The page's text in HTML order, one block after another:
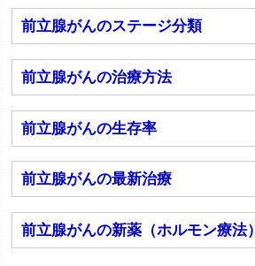
前立腺がんのステージ分類
前立腺がんの治療方法
前立腺がんの生存率
前立腺がんの最新治療
前立腺がんの新薬（ホルモン療法）